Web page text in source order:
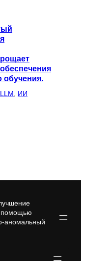
LLM ИИ
помощью
аномальный